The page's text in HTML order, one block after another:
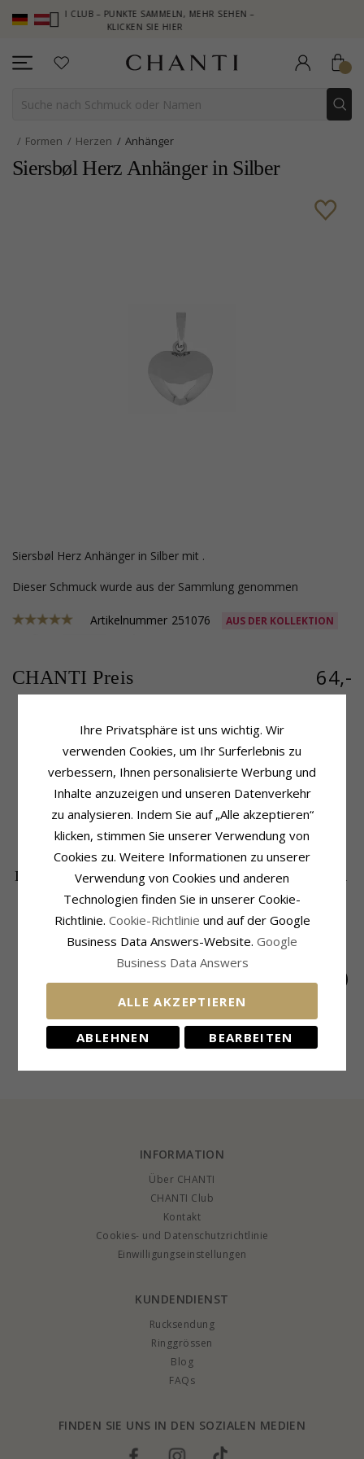
CHANTI CLUB – PUNKTE SAMMELN, MEHR SEHEN –
KLICKEN SIE HIER
Formen Herzen Anhänger
Siersbøl Herz Anhänger in Silber
Siersbøl Herz Anhänger in Silber mit .
Dieser Schmuck wurde aus der Sammlung genommen
Artikelnummer 251076 AUS DER KOLLEKTION
CHANTI Preis 64,-
Produktinformation
Marke:Siersbøl
Anhänger
Metall:Silber
Oberfläche: Polierter
Größe
Breite:14,0 mm
Lieferzeit
Lieferzeit: 4-5 Werktage
DIE BELIEBTESTEN PRODUKTE IN DER
KATEGORIE
Herz Diamant
Anhänger in 14 karat
Gold 0,02 ct
CHANTI Preis 379,-
Glaube-Hoffnung-
Liebe Zirkon
Anhänger aus 9 Karat
CHANTI Preis 116,-
7 X 9 MM Herz
Anhänger aus 14
Karat Gold - Amoré
CHANTI Preis
INFORMATION
Über CHANTI
CHANTI Club
Kontakt
Cookies- und Datenschutzrichtlinie
Einwilligungseinstellungen
KUNDENDIENST
Rucksendung
Ringgrössen
Blog
FAQs
FINDEN SIE UNS IN DEN SOZIALEN MEDIEN
Ihre Privatsphäre ist uns wichtig. Wir
verwenden Cookies, um Ihr Surferlebnis zu
verbessern, Ihnen personalisierte Werbung und
Inhalte anzuzeigen und unseren Datenverkehr
zu analysieren. Indem Sie auf „Alle akzeptieren“
klicken, stimmen Sie unserer Verwendung von
Cookies zu. Weitere Informationen zu unserer
Verwendung von Cookies und anderen
Technologien finden Sie in unserer Cookie-
Richtlinie. Cookie-Richtlinie und auf der Google
Business Data Answers-Website. Google
Business Data Answers
ALLE AKZEPTIEREN
ABLEHNEN BEARBEITEN